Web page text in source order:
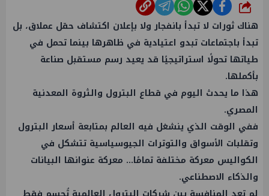
شارك
هناك ثورات لا تبدأ بانفجار ولا بإعلان اكتشاف حقل عملاق، بل
تبدأ باجتماعات تبدو اعتيادية في ظاهرها بينما تحمل في
طياتها تحولًا استراتيجيًا قد يعيد رسم مستقبل صناعة
بأكملها.
هذا ما يحدث اليوم في قطاع البترول والثروة المعدنية
المصري.
ففي الوقت الذي ينشغل فيه العالم بمتابعة أسعار البترول
وتقلبات الأسواق والتوترات الجيوسياسية تتشكل في
الكواليس معركة مختلفة تمامًا... معركة عنوانها البيانات
والذكاء الاصطناعي.